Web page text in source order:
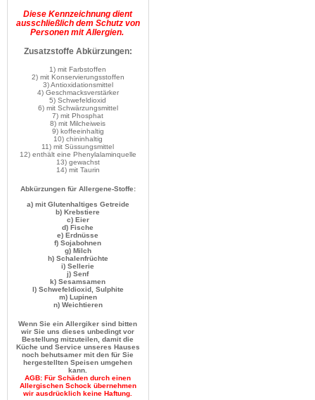
Diese Kennzeichnung dient
ausschließlich dem Schutz von
Personen mit Allergien.
Zusatzstoffe Abkürzungen:
1) mit Farbstoffen
2) mit Konservierungsstoffen
3) Antioxidationsmittel
4) Geschmacksverstärker
5) Schwefeldioxid
6) mit Schwärzungsmittel
7) mit Phosphat
8) mit Milcheiweis
9) koffeeinhaltig
10) chininhaltig
11) mit Süssungsmittel
12) enthält eine Phenylalaminquelle
13) gewachst
14) mit Taurin
Abkürzungen für Allergene-Stoffe:
a) mit Glutenhaltiges Getreide
b) Krebstiere
c) Eier
d) Fische
e) Erdnüsse
f) Sojabohnen
g) Milch
h) Schalenfrüchte
i) Sellerie
j) Senf
k) Sesamsamen
n) Weichtieren
Wenn Sie ein Allergiker sind bitten
wir Sie uns dieses unbedingt vor
Bestellung mitzuteilen, damit die
Küche und Service unseres Hauses
noch behutsamer mit den für Sie
hergestellten Speisen umgehen
kann.
AGB: Für Schäden durch einen
Allergischen Schock übernehmen
wir ausdrücklich keine Haftung.